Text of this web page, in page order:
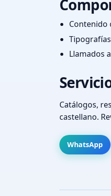
Contenido
Llamados
Catálogos,
castellano.
WhatsApp